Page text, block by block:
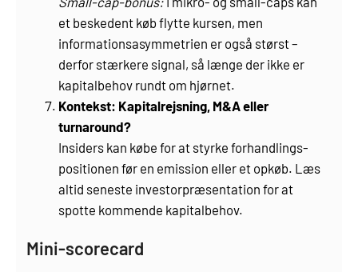
et beskedent køb flytte kursen, men
informations­asymmetrien er også størst –
derfor stærkere signal, så længe der ikke er
kapital­behov rundt om hjørnet.
Kontekst: Kapitalrejsning, M&A eller
turnaround?
Insiders kan købe for at styrke forhandlings­
positionen før en emission eller et opkøb. Læs
altid seneste investorpræsentation for at
spotte kommende kapital­behov.
Mini-scorecard